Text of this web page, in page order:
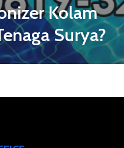
Kolam
Surya?